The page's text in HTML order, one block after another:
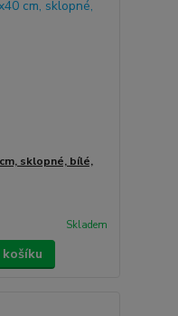
sklopné, bílé,
Skladem